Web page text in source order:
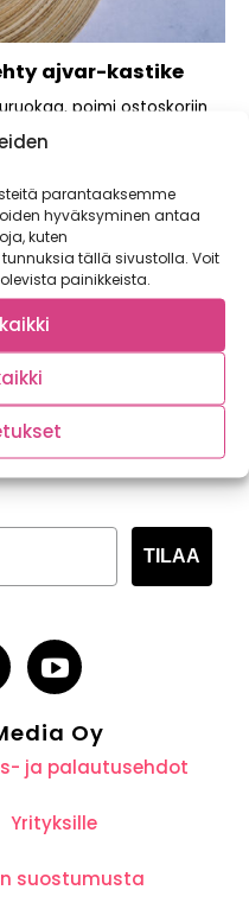
parantaaksemme
hyväksyminen antaa
kuten
tällä sivustolla. Voit
painikkeista.
ajvar-kastike
poimi ostoskoriin
sekä pussillisen
uutiskirje
TILAA
Oy
ja palautusehdot
Yrityksille
suostumusta